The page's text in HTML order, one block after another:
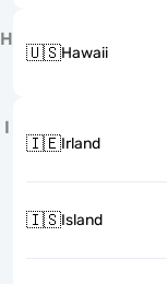
H
🇺🇸Hawaii
I
🇮🇪Irland
🇮🇸Island